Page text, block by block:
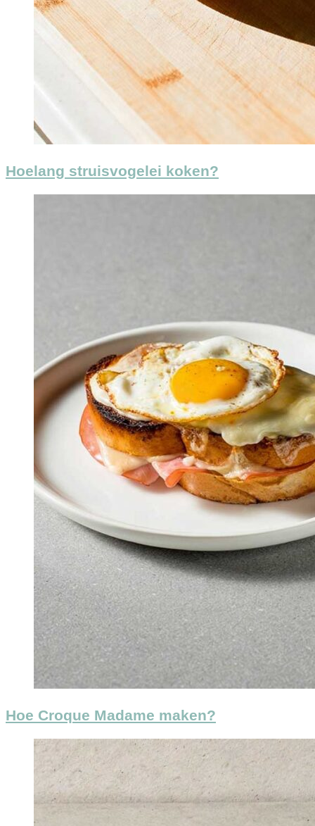
Hoelang struisvogelei koken?
Hoe Croque Madame maken?